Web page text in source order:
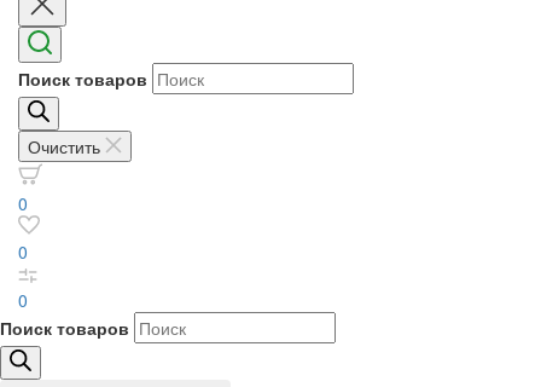
Поиск товаров
Очистить
0
0
0
Поиск товаров